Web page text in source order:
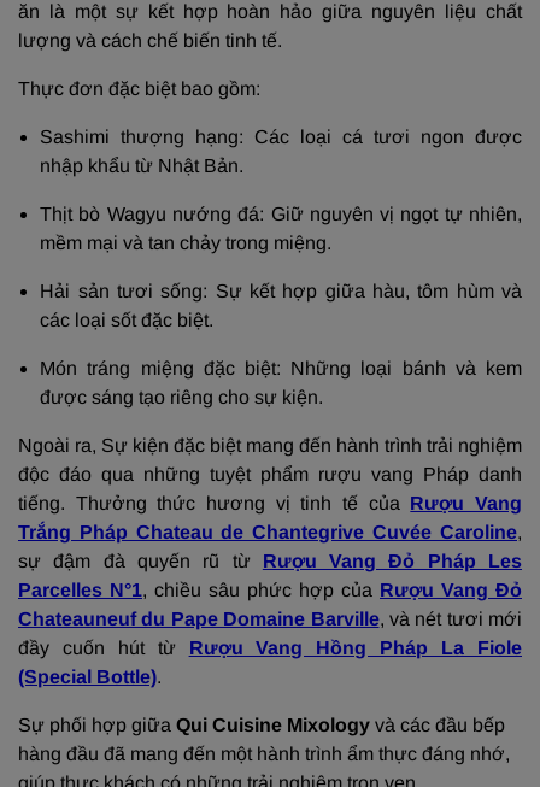
ăn là một sự kết hợp hoàn hảo giữa nguyên liệu chất
lượng và cách chế biến tinh tế.
Thực đơn đặc biệt bao gồm:
Sashimi thượng hạng: Các loại cá tươi ngon được
nhập khẩu từ Nhật Bản.
Thịt bò Wagyu nướng đá: Giữ nguyên vị ngọt tự nhiên,
mềm mại và tan chảy trong miệng.
Hải sản tươi sống: Sự kết hợp giữa hàu, tôm hùm và
các loại sốt đặc biệt.
Món tráng miệng đặc biệt: Những loại bánh và kem
được sáng tạo riêng cho sự kiện.
Ngoài ra, Sự kiện đặc biệt mang đến hành trình trải nghiệm
độc đáo qua những tuyệt phẩm rượu vang Pháp danh
tiếng. Thưởng thức hương vị tinh tế của
Rượu Vang
Trắng Pháp Chateau de Chantegrive Cuvée Caroline,
sự đậm đà quyến rũ từ
Rượu Vang Đỏ Pháp Les
Parcelles N°1, chiều sâu phức hợp của Rượu Vang Đỏ
Chateauneuf du Pape Domaine Barville, và nét tươi mới
đầy cuốn hút từ
Rượu Vang Hồng Pháp La Fiole
(Special Bottle).
Sự phối hợp giữa Qui Cuisine Mixology và các đầu bếp
hàng đầu đã mang đến một hành trình ẩm thực đáng nhớ,